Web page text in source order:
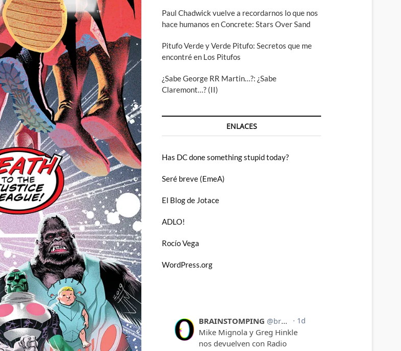
Paul Chadwick vuelve a recordarnos lo que nos
hace humanos en Concrete: Stars Over Sand
Pitufo Verde y Verde Pitufo: Secretos que me
encontré en Los Pitufos
¿Sabe George RR Martin…?: ¿Sabe
Claremont…? (II)
ENLACES
Has DC done something stupid today?
Seré breve (EmeA)
El Blog de Jotace
ADLO!
Rocío Vega
WordPress.org